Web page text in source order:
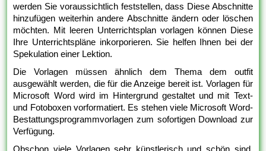
werden Sie voraussichtlich feststellen, dass Diese Abschnitte
hinzufügen weiterhin andere Abschnitte ändern oder löschen
möchten. Mit leeren Unterrichtsplan vorlagen können Diese
Ihre Unterrichtspläne inkorporieren. Sie helfen Ihnen bei der
Spekulation einer Lektion.
Die Vorlagen müssen ähnlich dem Thema dem outfit
ausgewählt werden, die für die Anzeige bereit ist. Vorlagen für
Microsoft Word wird im Hintergrund gestaltet und mit Text-
und Fotoboxen vorformatiert. Es stehen viele Microsoft Word-
Bestattungsprogrammvorlagen zum sofortigen Download zur
Verfügung.
Obschon viele Vorlagen sehr künstlerisch und schön sind,